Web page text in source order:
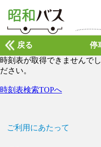
停
戻る
時刻表が取得できませんで
ださい。
時刻表検索TOPへ
ご利用にあたって